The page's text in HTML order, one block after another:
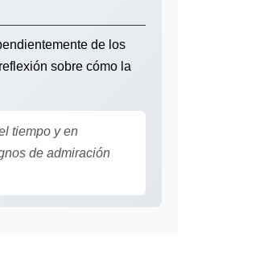
de los
sobre cómo la
tiempo y en
de admiración